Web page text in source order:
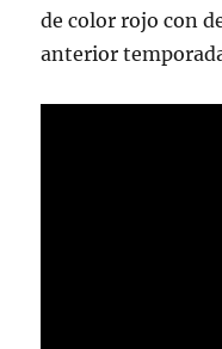
de color rojo con
anterior